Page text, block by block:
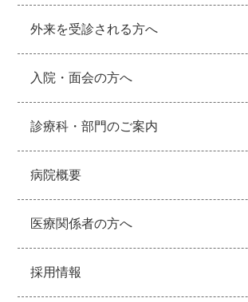
外来を受診される方へ
入院・面会の方へ
診療科・部門のご案内
病院概要
医療関係者の方へ
採用情報